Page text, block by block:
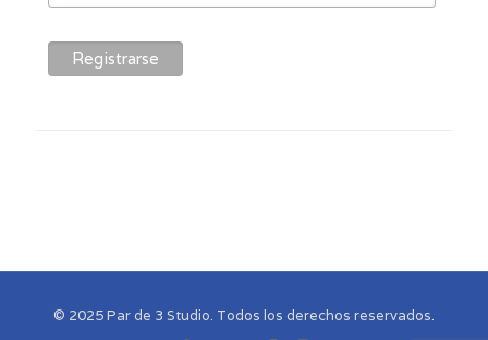
© 2025 Par de 3 Studio. Todos los derechos reservados.